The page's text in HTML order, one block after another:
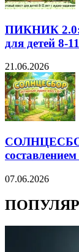
ПИКНИК 2.0:
для детей 8-
21.06.2026
07.06.2026